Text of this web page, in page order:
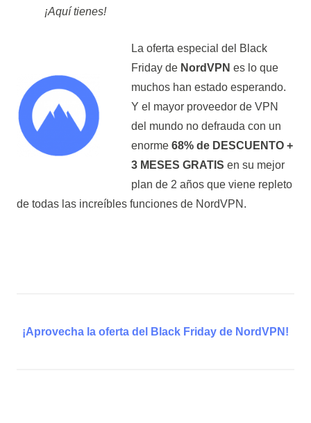
¡Aquí tienes!
La oferta especial del Black
Friday de NordVPN es lo que
muchos han estado esperando.
Y el mayor proveedor de VPN
del mundo no defrauda con un
enorme 68% de DESCUENTO +
3 MESES GRATIS en su mejor
plan de 2 años que viene repleto
de todas las increíbles funciones de NordVPN.
¡Aprovecha la oferta del Black Friday de NordVPN!